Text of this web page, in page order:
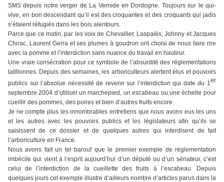
SMS depuis notre verger de La Vernide en Dordogne. Toujours sur le qui-
vive, en bon descendant qu’il est des croquantes et des croquants qui jadis
s’étaient réfugiés dans les bois alentours.
Parce que ce matin, par les voix de Chevallier, Laspalès, Johnny et Jacques
Chirac, Laurent Gerra et ses plumes à goudron ont choisi de nous faire rire
avec la pomme et l’interdiction sans nuance du travail en hauteur.
Une vraie consécration pour ce symbole de l’absurdité des réglementations
tatillonnes. Depuis des semaines, les arboriculteurs alertent élus et pouvoirs
publics sur l’absolue nécessité de revenir sur l’interdiction qui date du 1 er
septembre 2004 d’utiliser un marchepied, un escabeau ou une échelle pour
cueillir des pommes, des poires et bien d’autres fruits encore.
Je ne compte plus les innombrables entretiens que nous avons eus les uns
et les autres avec les pouvoirs publics et les législateurs afin qu’ils se
saisissent de ce dossier et de quelques autres qui interdisent de fait
l’arboriculture en France.
Nous avons fait un tel barouf que le premier exemple de réglementation
imbécile qui vient à l’esprit aujourd’hui d’un député ou d’un sénateur, c’est
celui de l’interdiction de la cueillette des fruits à l’escabeau. Depuis
quelques jours cet exemple illustre d’ailleurs nombre d’articles parus dans la